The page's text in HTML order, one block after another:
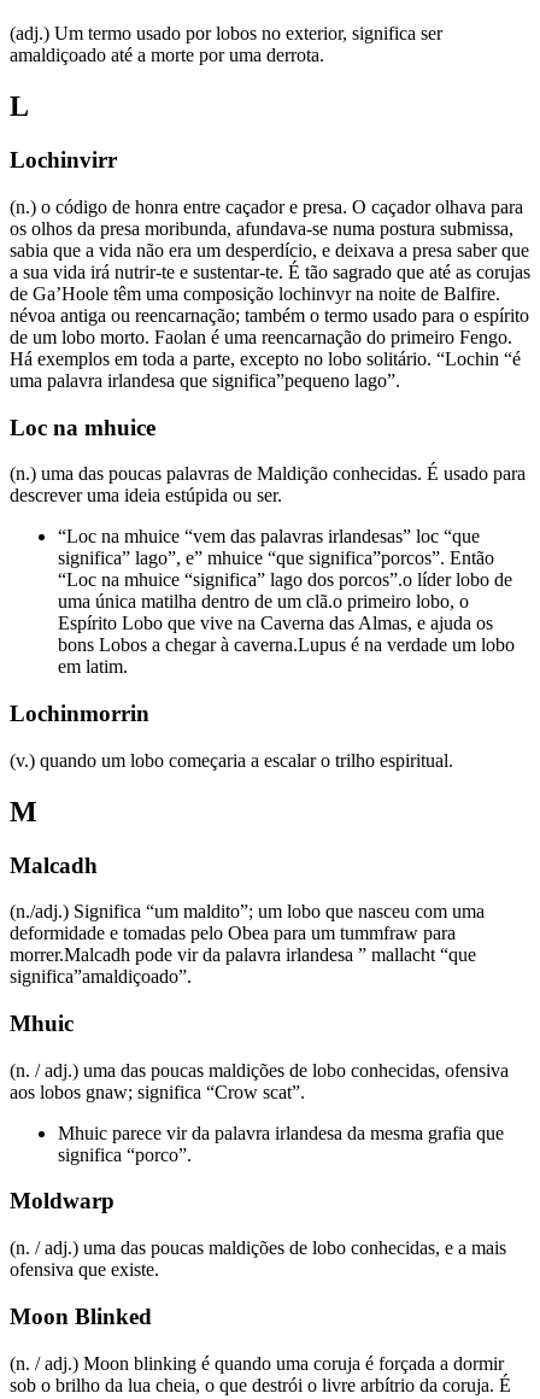
(adj.) Um termo usado por lobos no exterior, significa ser
amaldiçoado até a morte por uma derrota.
L
Lochinvirr
(n.) o código de honra entre caçador e presa. O caçador olhava para
os olhos da presa moribunda, afundava-se numa postura submissa,
sabia que a vida não era um desperdício, e deixava a presa saber que
a sua vida irá nutrir-te e sustentar-te. É tão sagrado que até as corujas
de Ga’Hoole têm uma composição lochinvyr na noite de Balfire.
névoa antiga ou reencarnação; também o termo usado para o espírito
de um lobo morto. Faolan é uma reencarnação do primeiro Fengo.
Há exemplos em toda a parte, excepto no lobo solitário. “Lochin “é
uma palavra irlandesa que significa”pequeno lago”.
Loc na mhuice
(n.) uma das poucas palavras de Maldição conhecidas. É usado para
descrever uma ideia estúpida ou ser.
“Loc na mhuice “vem das palavras irlandesas” loc “que
significa” lago”, e” mhuice “que significa”porcos”. Então
“Loc na mhuice “significa” lago dos porcos”.o líder lobo de
uma única matilha dentro de um clã.o primeiro lobo, o
Espírito Lobo que vive na Caverna das Almas, e ajuda os
bons Lobos a chegar à caverna.Lupus é na verdade um lobo
em latim.
Lochinmorrin
(v.) quando um lobo começaria a escalar o trilho espiritual.
M
Malcadh
(n./adj.) Significa “um maldito”; um lobo que nasceu com uma
deformidade e tomadas pelo Obea para um tummfraw para
morrer.Malcadh pode vir da palavra irlandesa ” mallacht “que
significa”amaldiçoado”.
Mhuic
(n. / adj.) uma das poucas maldições de lobo conhecidas, ofensiva
aos lobos gnaw; significa “Crow scat”.
Mhuic parece vir da palavra irlandesa da mesma grafia que
significa “porco”.
Moldwarp
(n. / adj.) uma das poucas maldições de lobo conhecidas, e a mais
ofensiva que existe.
Moon Blinked
(n. / adj.) Moon blinking é quando uma coruja é forçada a dormir
sob o brilho da lua cheia, o que destrói o livre arbítrio da coruja. É